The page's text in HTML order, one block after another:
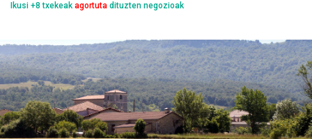
Ikusi +8 txekeak agortuta dituzten negozioak